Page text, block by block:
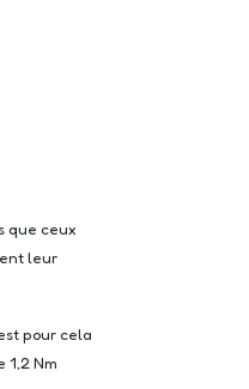
que ceux
leur
pour cela
1,2 Nm